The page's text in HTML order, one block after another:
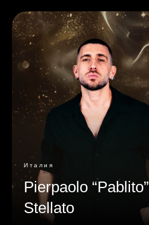
Италия
Pierpaolo “Pablito”
Stellato